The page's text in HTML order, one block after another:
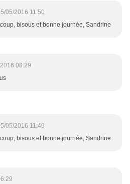
05/2016 11:50
bisous et bonne journée, Sandrine
08:29
05/2016 11:49
bisous et bonne journée, Sandrine